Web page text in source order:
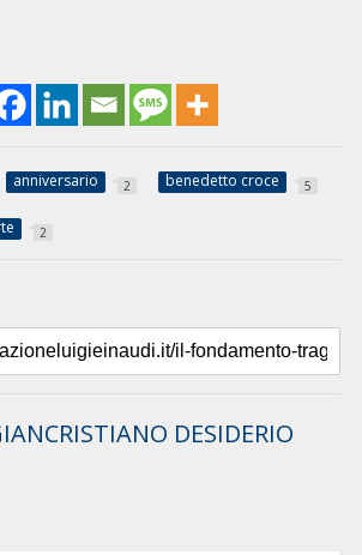
anniversario 2 benedetto croce 5
2
DESIDERIO